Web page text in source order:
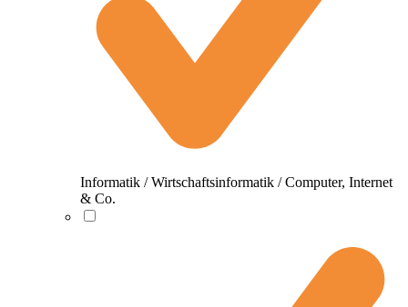
Informatik / Wirtschaftsinformatik / Computer, Internet
& Co.